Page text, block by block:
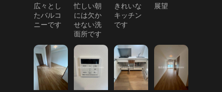
広々とし
たバルコ
ニーです
忙しい朝
には欠か
せない洗
面所です
きれいな
キッチン
です
展望